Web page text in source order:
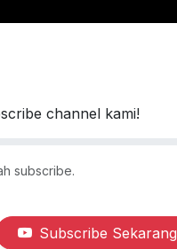
channel kami!
subscribe.
Subscribe Sekarang